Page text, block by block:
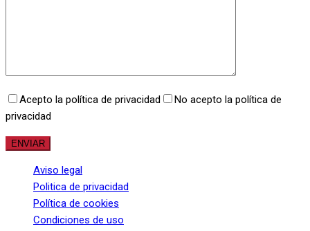
Acepto la política de privacidad
No acepto la política de
privacidad
Aviso legal
Politica de privacidad
Política de cookies
Condiciones de uso